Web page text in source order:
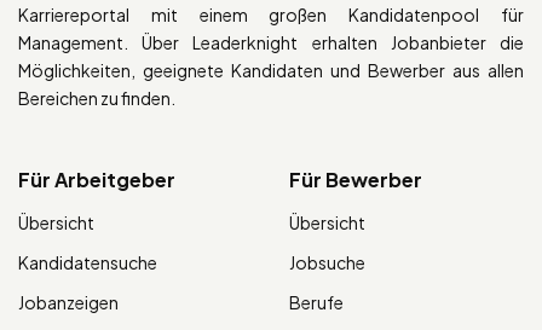
Karriereportal mit einem großen Kandidatenpool für
Management. Über Leaderknight erhalten Jobanbieter die
Möglichkeiten, geeignete Kandidaten und Bewerber aus allen
Bereichen zu finden.
Für Arbeitgeber
Übersicht
Kandidatensuche
Jobanzeigen
Für Bewerber
Übersicht
Jobsuche
Berufe